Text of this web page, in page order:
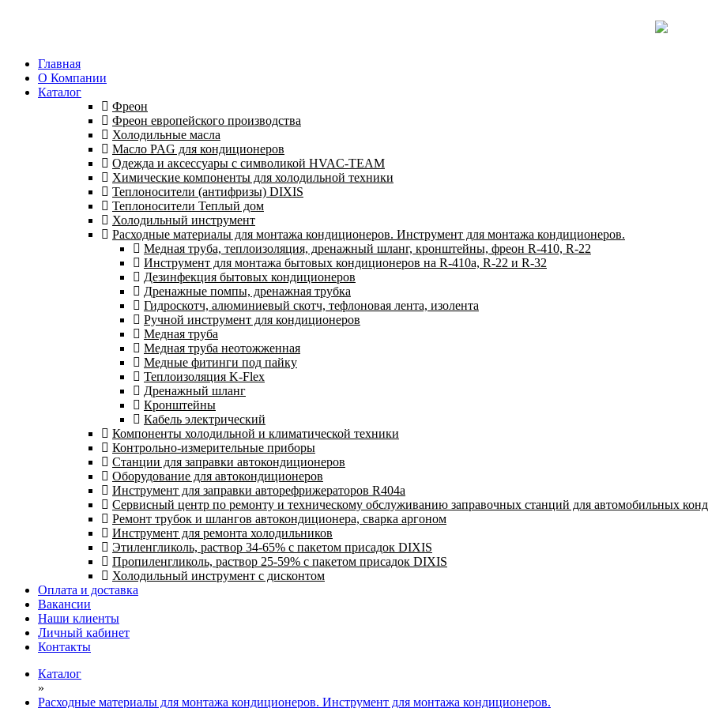
Главная
О Компании
Каталог
Фреон
Фреон европейского производства
Холодильные масла
Масло PAG для кондиционеров
Одежда и аксессуары с символикой HVAC-TEAM
Химические компоненты для холодильной техники
Теплоносители (антифризы) DIXIS
Теплоносители Теплый дом
Холодильный инструмент
Расходные материалы для монтажа кондиционеров. Инструмент для монтажа кондиционеров.
Медная труба, теплоизоляция, дренажный шланг, кронштейны, фреон R-410, R-22
Инструмент для монтажа бытовых кондиционеров на R-410а, R-22 и R-32
Дезинфекция бытовых кондиционеров
Дренажные помпы, дренажная трубка
Гидроскотч, алюминиевый скотч, тефлоновая лента, изолента
Ручной инструмент для кондиционеров
Медная труба
Медная труба неотожженная
Медные фитинги под пайку
Теплоизоляция K-Flex
Дренажный шланг
Кронштейны
Кабель электрический
Компоненты холодильной и климатической техники
Контрольно-измерительные приборы
Станции для заправки автокондиционеров
Оборудование для автокондиционеров
Инструмент для заправки авторефрижераторов R404a
Сервисный центр по ремонту и техническому обслуживанию заправочных станций для автомобильных
Ремонт трубок и шлангов автокондиционера, сварка аргоном
Инструмент для ремонта холодильников
Этиленгликоль, раствор 34-65% с пакетом присадок DIXIS
Пропиленгликоль, раствор 25-59% с пакетом присадок DIXIS
Холодильный инструмент с дисконтом
Оплата и доставка
Вакансии
Наши клиенты
Личный кабинет
Контакты
Каталог
»
Расходные материалы для монтажа кондиционеров. Инструмент для монтажа кондиционеров.